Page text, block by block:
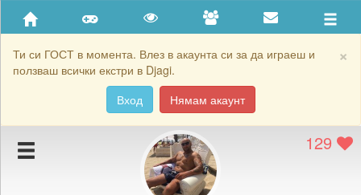
×
Ти си ГОСТ в момента. Влез в акаунта си за да играеш и
ползваш всички екстри в Djagi.
Вход
Нямам акаунт
Приятели
Хронология на игри
Подаръците на djak6661
Картичките на djak6661
129